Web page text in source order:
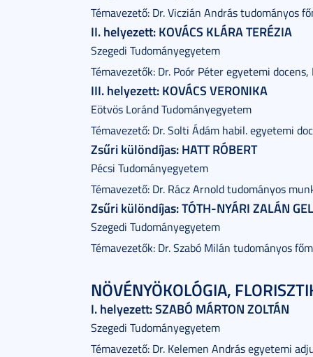
Témavezető: Dr. Viczián András tudományos
II. helyezett: KOVÁCS KLÁRA TERÉZIA
Szegedi Tudományegyetem
Témavezetők: Dr. Poór Péter egyetemi
III. helyezett: KOVÁCS VERONIKA
Eötvös Loránd Tudományegyetem
Témavezető: Dr. Solti Ádám habil. egyetemi
Zsűri különdíjas: HATT RÓBERT
Pécsi Tudományegyetem
Témavezető: Dr. Rácz Arnold tudományos
Zsűri különdíjas: TÓTH-NYÁRI ZALÁN
Szegedi Tudományegyetem
Témavezetők: Dr. Szabó Milán tudományos
NÖVÉNYÖKOLÓGIA,
I. helyezett: SZABÓ MÁRTON ZOLTÁN
Szegedi Tudományegyetem
Témavezető: Dr. Kelemen András egyetemi